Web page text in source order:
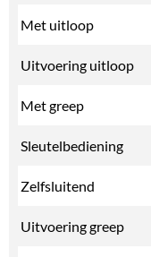
Met uitloop
Uitvoering uitloop
Met greep
Sleutelbediening
Zelfsluitend
Uitvoering greep